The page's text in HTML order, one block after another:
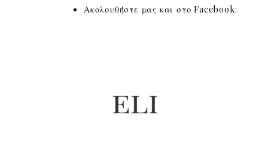
Ακολουθήστε μας και στο Facebook: